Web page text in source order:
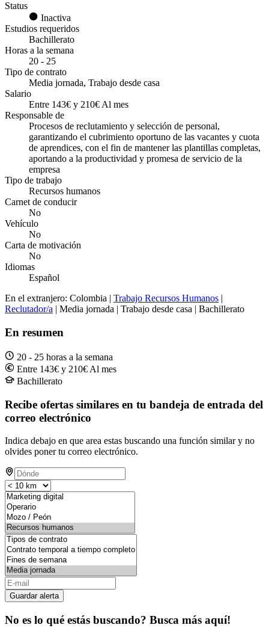
Status
Inactiva
Estudios requeridos
Bachillerato
Horas a la semana
20 - 25
Tipo de contrato
Media jornada, Trabajo desde casa
Salario
Entre 143€ y 210€ Al mes
Responsable de
Procesos de reclutamiento y selección de personal,
garantizando el cubrimiento oportuno de las vacantes y cuota
de aprendices, con el fin de mantener las plantillas completas,
aportando a la productividad y promesa de servicio de la
empresa
Tipo de trabajo
Recursos humanos
Carnet de conducir
No
Vehículo
No
Carta de motivación
No
Idiomas
Español
En el extranjero: Colombia | Trabajo Recursos Humanos |
Reclutador/a | Media jornada | Trabajo desde casa | Bachillerato
En resumen
20 - 25 horas a la semana
Entre 143€ y 210€ Al mes
Bachillerato
Recibe ofertas similares en tu bandeja de entrada del
correo electrónico
Indica debajo en que area estas buscando una función similar y no
olvides poner tu correo electrónico.
Guardar alerta
No es lo qué estás buscando? Busca más aquí!